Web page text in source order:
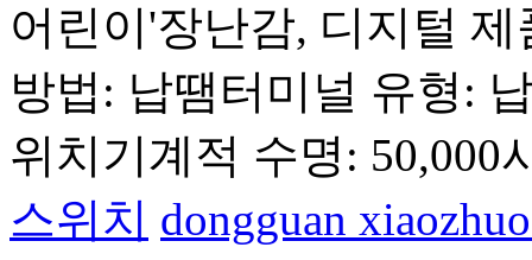
어린이'장난감, 디지털 제
방법: 납땜터미널 유형:
위치기계적 수명: 50,000
스위치 dongguan